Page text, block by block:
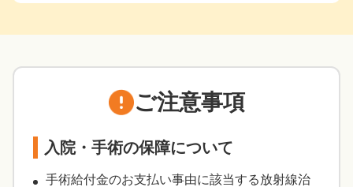
ご注意事項
入院・手術の保障について
手術給付金のお支払い事由に該当する放射線治